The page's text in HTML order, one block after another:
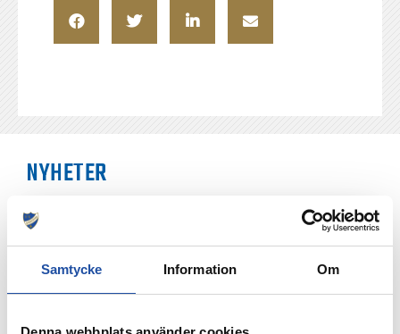
Samtycke Information Om
NYHETER